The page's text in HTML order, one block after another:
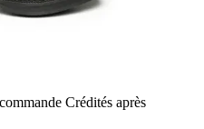
Crédités après